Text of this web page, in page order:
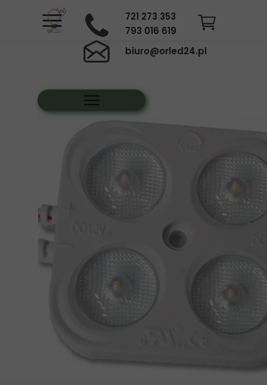
721 273 353
793 016 619
biuro@orled24.pl